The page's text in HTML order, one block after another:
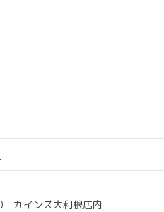
カインズ大利根店内